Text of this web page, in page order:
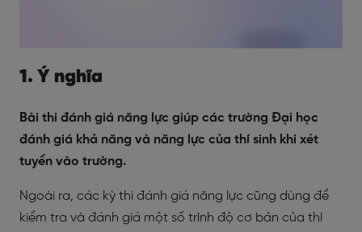
1. Ý nghĩa
Bài thi đánh giá năng lực giúp các trường Đại học
đánh giá khả năng và năng lực của thí sinh khi xét
tuyển vào trường.
Ngoài ra, các kỳ thi đánh giá năng lực cũng dùng để
kiểm tra và đánh giá một số trình độ cơ bản của thí